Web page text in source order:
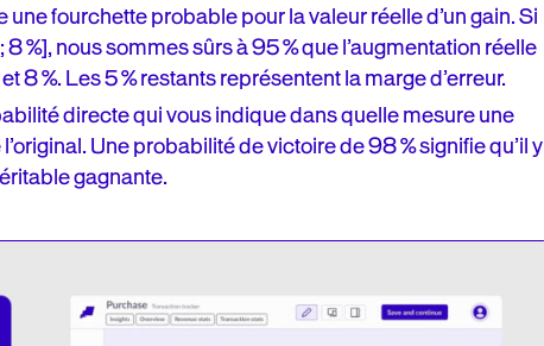
une fourchette probable pour la valeur réelle d’un gain. Si
%], nous sommes sûrs à 95 % que l’augmentation réelle
8 %. Les 5 % restants représentent la marge d’erreur.
directe qui vous indique dans quelle mesure une
Une probabilité de victoire de 98 % signifie qu’il y
gagnante.